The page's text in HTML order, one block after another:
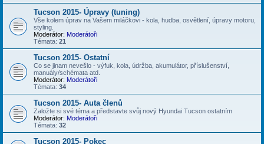
Tucson 2015- Úpravy (tuning)
Vše kolem úprav na Vašem miláčkovi - kola, hudba, osvětlení, úpravy motoru,
styling.
Moderátor: Moderátoři
Témata: 21
Tucson 2015- Ostatní
Co se jinam nevešlo - výfuk, kola, údržba, akumulátor, příslušenství,
manuály/schémata atd.
Moderátor: Moderátoři
Témata: 34
Tucson 2015- Auta členů
Založte si své téma a představte svůj nový Hyundai Tucson ostatním
Moderátor: Moderátoři
Témata: 32
Tucson 2015- Pokec